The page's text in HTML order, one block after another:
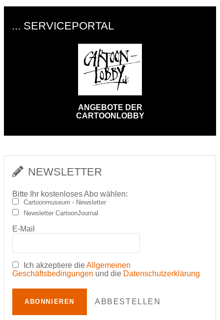
... SERVICEPORTAL
ANGEBOTE DER
CARTOONLOBBY
NEWSLETTER
Bitte Ihr kostenloses Abo wählen:
Cartoonmuseum - Newsletter
Newsletter CartoonJournal
E-Mail
Ich akzeptiere dieAllgemeinen
Geschäftsbedingungen und die Datenschutzerklärung
ABONNIEREN ABBESTELLEN